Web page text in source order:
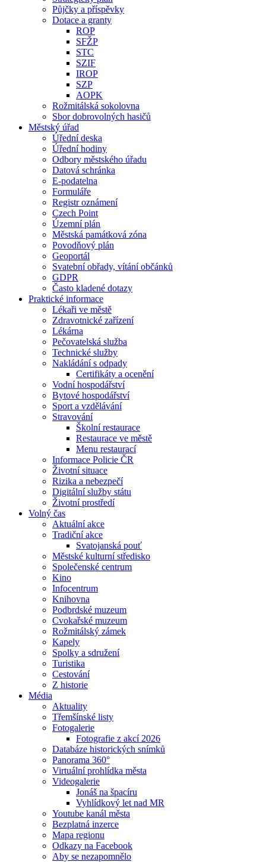
Půjčky a příspěvky
Dotace a granty
ROP
SFŽP
STC
SZIF
IROP
SZP
AOPK
Rožmitálská sokolovna
Sbor dobrovolných hasičů
Městský úřad
Úřední deska
Úřední hodiny
Odbory městského úřadu
Datová schránka
E-podatelna
Formuláře
Registr oznámení
Czech Point
Územní plán
Městská památková zóna
Povodňový plán
Geoportál
Svatební obřady, vítání občánků
GDPR
Často kladené dotazy
Praktické informace
Lékaři ve městě
Zdravotnické zařízení
Lékárna
Pečovatelská služba
Technické služby
Nakládání s odpady
Certifikáty a ocenění
Vodní hospodářství
Bytové hospodářství
Sport a vzdělávání
Stravování
Školní restaurace
Restaurace ve městě
Menu restaurací
Informace Policie ČR
Životní situace
Rizika a nebezpečí
Digitální služby státu
Životní prostředí
Volný čas
Aktuální akce
Tradiční akce
Svatojanská pouť
Městské kulturní středisko
Společenské centrum
Kino
Infocentrum
Knihovna
Podbrdské muzeum
Cvokařské muzeum
Rožmitálský zámek
Kapely
Spolky a sdružení
Turistika
Cestování
Z historie
Média
Aktuality
Třemšínské listy
Fotogalerie
Fotografie z akcí 2026
Databáze historických snímků
Panorama 360°
Virtuální prohlídka města
Videogalerie
Jonáš na špacíru
Vyhlídkový let nad MR
Youtube kanál města
Bezplatná inzerce
Mapa regionu
Odkazy na Facebook
Aby se nezapomnělo